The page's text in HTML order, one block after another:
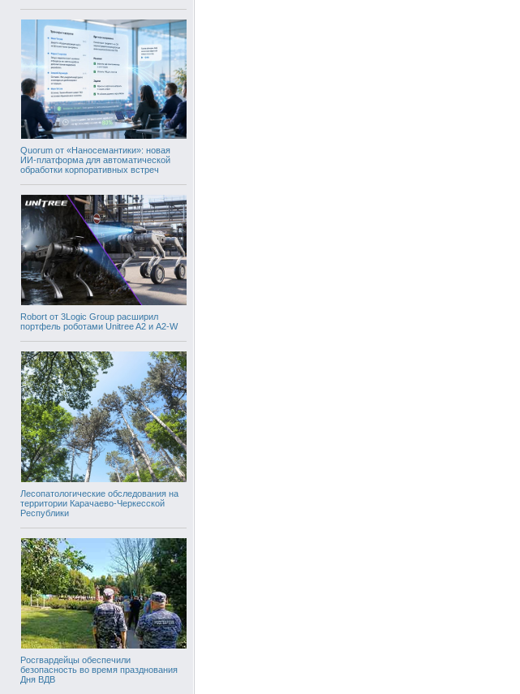
Quorum от «Наносемантики»: новая
ИИ-платформа для автоматической
обработки корпоративных встреч
Robort от 3Logic Group расширил
портфель роботами Unitree A2 и A2-W
Лесопатологические обследования на
территории Карачаево-Черкесской
Республики
Росгвардейцы обеспечили
безопасность во время празднования
Дня ВДВ